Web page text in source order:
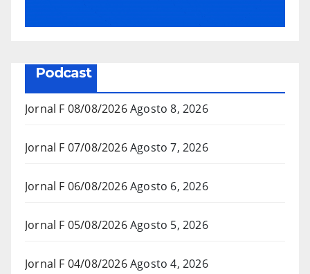
Podcast
Jornal F 08/08/2026Agosto 8, 2026
Jornal F 07/08/2026Agosto 7, 2026
Jornal F 06/08/2026Agosto 6, 2026
Jornal F 05/08/2026Agosto 5, 2026
Jornal F 04/08/2026Agosto 4, 2026